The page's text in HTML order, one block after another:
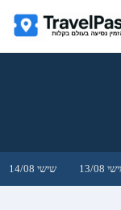
13/08 שישי 14/08